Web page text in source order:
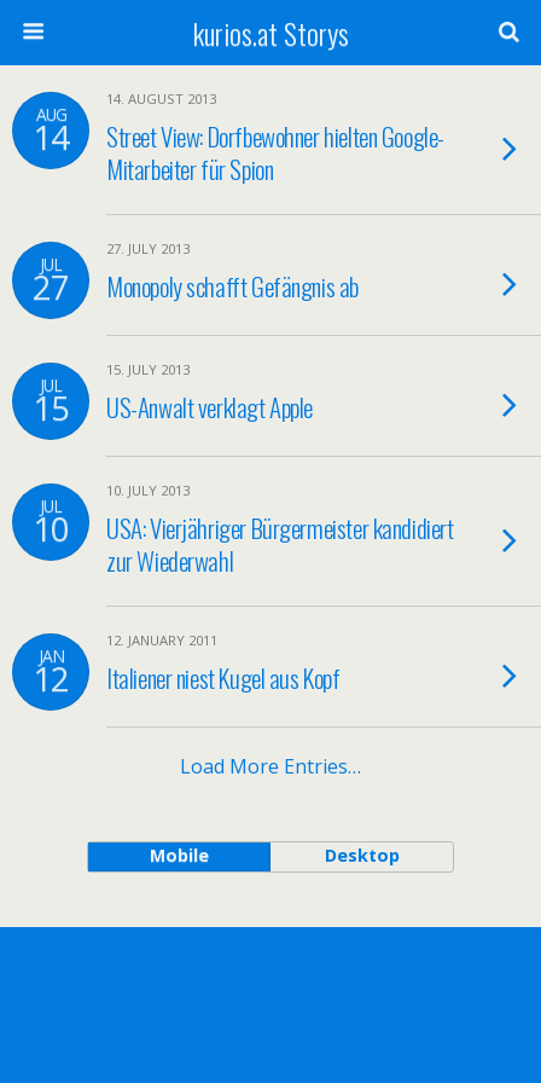
kurios.at Storys
AUG
14
14. AUGUST 2013
Street View: Dorfbewohner hielten Google-
Mitarbeiter für Spion
JUL
27
27. JULY 2013
Monopoly schafft Gefängnis ab
JUL
15
15. JULY 2013
US-Anwalt verklagt Apple
JUL
10
10. JULY 2013
USA: Vierjähriger Bürgermeister kandidiert
zur Wiederwahl
JAN
12
12. JANUARY 2011
Italiener niest Kugel aus Kopf
Load More Entries…
Mobile Desktop